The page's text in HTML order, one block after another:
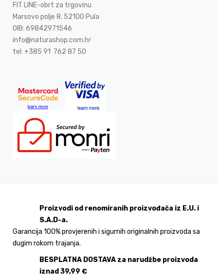
FIT LINE-obrt za trgovinu
Marsovo polje 8, 52100 Pula
OIB: 69842971546
info@naturashop.com.hr
tel: +385 91 762 87 50
Proizvodi od renomiranih proizvođača iz E.U. i
S.A.D-a.
Garancija 100% provjerenih i sigurnih originalnih proizvoda sa
dugim rokom trajanja.
BESPLATNA DOSTAVA za narudžbe proizvoda
iznad 39,99 €